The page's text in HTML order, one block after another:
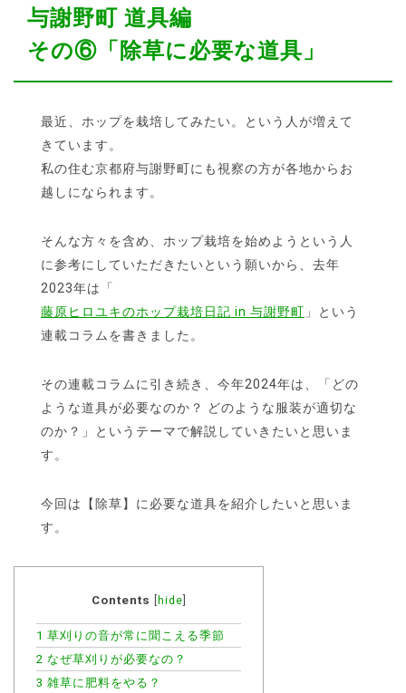
与謝野町 道具編
その⑥「除草に必要な道具」
最近、ホップを栽培してみたい。という人が増えて
きています。
私の住む京都府与謝野町にも視察の方が各地からお
越しになられます。
そんな方々を含め、ホップ栽培を始めようという人
に参考にしていただきたいという願いから、去年
2023年は「
藤原ヒロユキのホップ栽培日記 in 与謝野町 」という
連載コラムを書きました。
その連載コラムに引き続き、今年2024年は、「どの
ような道具が必要なのか？ どのような服装が適切な
のか？」というテーマで解説していきたいと思いま
す。
今回は【除草】に必要な道具を紹介したいと思いま
す。
Contents hide
1 草刈りの音が常に聞こえる季節
2 なぜ草刈りが必要なの？
3 雑草に肥料をやる？